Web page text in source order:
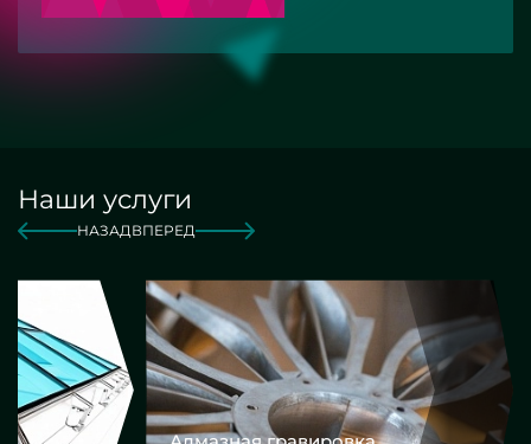
Наши услуги
НАЗАДВПЕРЕД